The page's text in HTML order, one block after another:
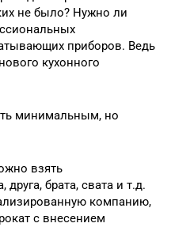
не было? Нужно ли
приборов. Ведь
кухонного
минимальным, но
взять
брата, свата и т.д.
компанию,
с внесением